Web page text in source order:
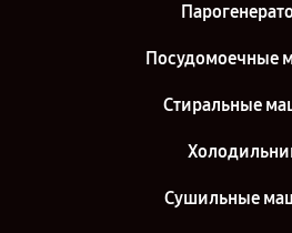
Посудомоечные
Стиральные
Сушильные